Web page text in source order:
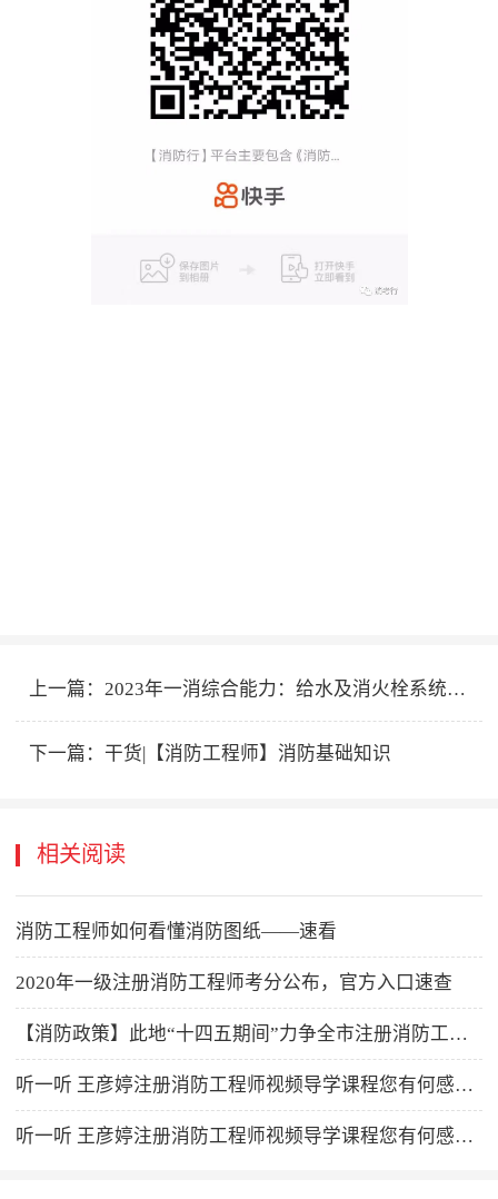
上一篇：2023年一消综合能力：给水及消火栓系统考点合集
下一篇： 干货|【消防工程师】消防基础知识
相关阅读
消防工程师如何看懂消防图纸——速看
2020年一级注册消防工程师考分公布，官方入口速查
【消防政策】此地“十四五期间”力争全市注册消防工程师人员数量达标！
听一听 王彦婷注册消防工程师视频导学课程您有何感受？
听一听 王彦婷注册消防工程师视频导学课程您有何感受？